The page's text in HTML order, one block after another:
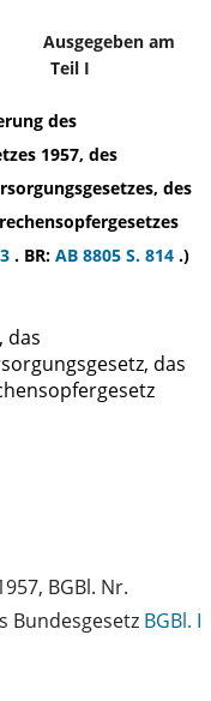
Ausgegeben am
Teil I
des
1957, des
des
. BR: AB 8805 S. 814 .)
das
das
BGBl. Nr.
Bundesgesetz BGBl. I